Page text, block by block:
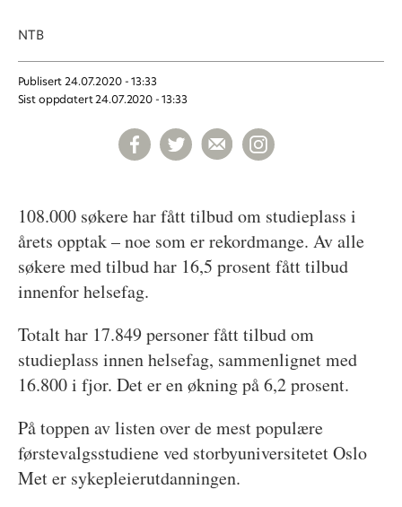
NTB
Publisert 24.07.2020 - 13:33
Sist oppdatert 24.07.2020 - 13:33
108.000 søkere har fått tilbud om studieplass i
årets opptak – noe som er rekordmange. Av alle
søkere med tilbud har 16,5 prosent fått tilbud
innenfor helsefag.
Totalt har 17.849 personer fått tilbud om
studieplass innen helsefag, sammenlignet med
16.800 i fjor. Det er en økning på 6,2 prosent.
På toppen av listen over de mest populære
førstevalgsstudiene ved storbyuniversitetet Oslo
Met er sykepleierutdanningen.